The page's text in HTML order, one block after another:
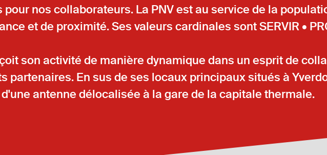
pour nos collaborateurs. La PNV est au service de la
et de proximité. Ses valeurs cardinales sont SERVIR •
son activité de manière dynamique dans un esprit de
partenaires. En sus de ses locaux principaux situés à
antenne délocalisée à la gare de la capitale thermale.